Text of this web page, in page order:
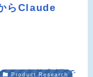
らClaude
Product Research